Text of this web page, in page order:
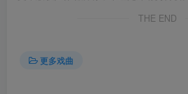
THE END
更多戏曲